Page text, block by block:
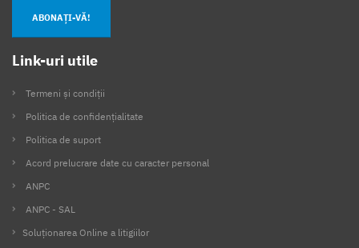
ABONAȚI-VĂ!
Link-uri utile
Termeni și condiții
Politica de confidențialitate
Politica de suport
Acord prelucrare date cu caracter personal
ANPC
ANPC - SAL
Soluționarea Online a litigiilor